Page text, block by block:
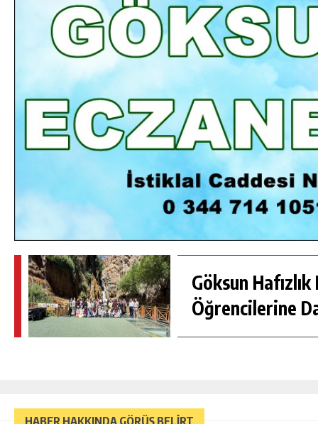
Göksun Hafızlık
Öğrencilerine
HABER HAKKINDA GÖRÜŞ BELİRT
GÜNLÜK HABER AKIŞI
GÖKSUN HAFIZLIK KIZ KUR’AN KURSU
ÖĞRENCILERINE DARENDE GEZISI.